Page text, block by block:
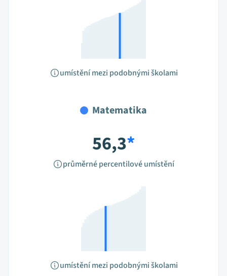
umístění mezi podobnými školami
Matematika
56,3*
průměrné percentilové umístění
umístění mezi podobnými školami